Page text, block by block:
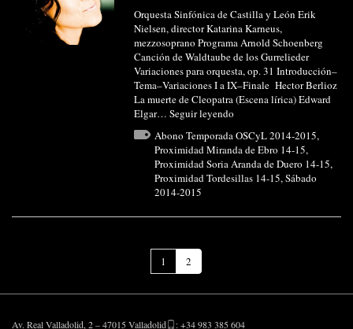
Orquesta Sinfónica de Castilla y León Erik
Nielsen, director Katarina Karneus,
mezzosoprano Programa Arnold Schoenberg
Canción de Waldtaube de los Gurrelieder
Variaciones para orquesta, op. 31 Introducción–
Tema–Variaciones I a IX–Finale Hector Berlioz
La muerte de Cleopatra (Escena lírica) Edward
Elgar… Seguir leyendo
Abono Temporada OSCyL 2014-2015,
Proximidad Miranda de Ebro 14-15,
Proximidad Soria Aranda de Duero 14-15,
Proximidad Tordesillas 14-15,Sábado
2014-2015
1 2
actual)
Av. Real Valladolid, 2 – 47015 Valladolid : +34 983 385 604